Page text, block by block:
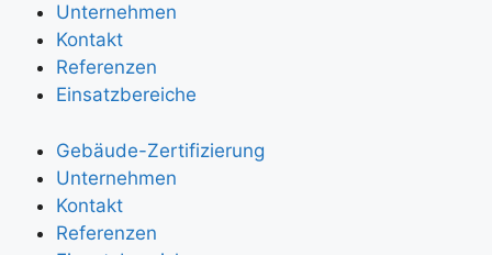
Unternehmen
Kontakt
Referenzen
Einsatzbereiche
Gebäude-Zertifizierung
Unternehmen
Kontakt
Referenzen